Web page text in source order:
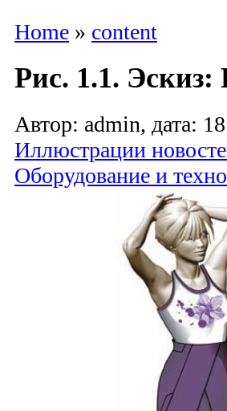
Home » content
Рис. 1.1.
Автор: admin, дата:
Иллюстрации
Оборудование и